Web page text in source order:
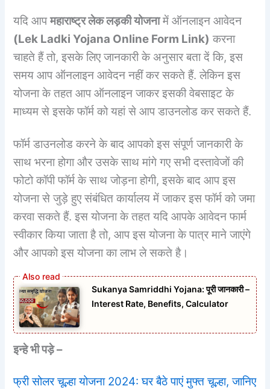
यदि आपमहाराष्ट्र लेक लड़की योजनामें ऑनलाइन आवेदन
(Lek Ladki Yojana Online Form Link) करना
चाहते हैं तो, इसके लिए जानकारी के अनुसार बता दें कि, इस
समय आप ऑनलाइन आवेदन नहीं कर सकते हैं. लेकिन इस
योजना के तहत आप ऑनलाइन जाकर इसकी वेबसाइट के
माध्यम से इसके फॉर्म को यहां से आप डाउनलोड कर सकते हैं.
फॉर्म डाउनलोड करने के बाद आपको इस संपूर्ण जानकारी के
साथ भरना होगा और उसके साथ मांगे गए सभी दस्तावेजों की
फोटो कॉपी फॉर्म के साथ जोड़ना होगी, इसके बाद आप इस
योजना से जुड़े हुए संबंधित कार्यालय में जाकर इस फॉर्म को जमा
करवा सकते हैं. इस योजना के तहत यदि आपके आवेदन फार्म
स्वीकार किया जाता है तो, आप इस योजना के पात्र माने जाएंगे
और आपको इस योजना का लाभ ले सकते है।
Sukanya Samriddhi Yojana: पूरी जानकारी –
Interest Rate, Benefits, Calculator
इन्हे भी पड़े –
फ्री सोलर चूल्हा योजना 2024: घर बैठे पाएं मुफ्त चूल्हा, जानिए